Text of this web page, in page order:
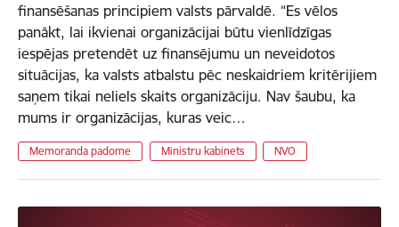
finansēšanas principiem valsts pārvaldē. “Es vēlos
panākt, lai ikvienai organizācijai būtu vienlīdzīgas
iespējas pretendēt uz finansējumu un neveidotos
situācijas, ka valsts atbalstu pēc neskaidriem kritērijiem
saņem tikai neliels skaits organizāciju. Nav šaubu, ka
mums ir organizācijas, kuras veic…
Memoranda padome Ministru kabinets NVO